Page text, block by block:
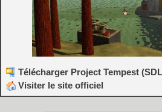
Télécharger Project Tempest
Visiter le site officiel